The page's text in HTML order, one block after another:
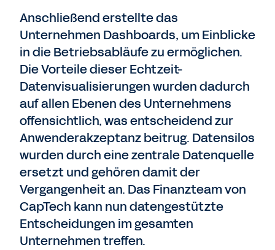
Anschließend erstellte das
Unternehmen Dashboards, um Einblicke
in die Betriebsabläufe zu ermöglichen.
Die Vorteile dieser Echtzeit-
Datenvisualisierungen wurden dadurch
auf allen Ebenen des Unternehmens
offensichtlich, was entscheidend zur
Anwenderakzeptanz beitrug. Datensilos
wurden durch eine zentrale Datenquelle
ersetzt und gehören damit der
Vergangenheit an. Das Finanzteam von
CapTech kann nun datengestützte
Entscheidungen im gesamten
Unternehmen treffen.